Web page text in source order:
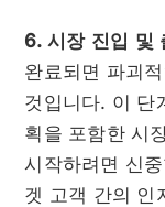
6. 시장 진입 및
완료되면 파괴
것입니다. 이 단
획을 포함한 시
시작하려면 신
겟 고객 간의 인